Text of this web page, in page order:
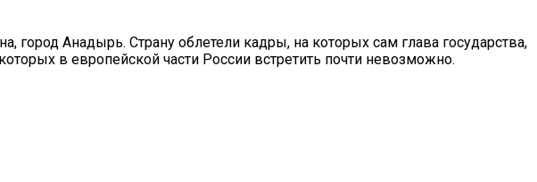
город Анадырь. Страну облетели кадры, на которых сам глава государства,
в европейской части России встретить почти невозможно.